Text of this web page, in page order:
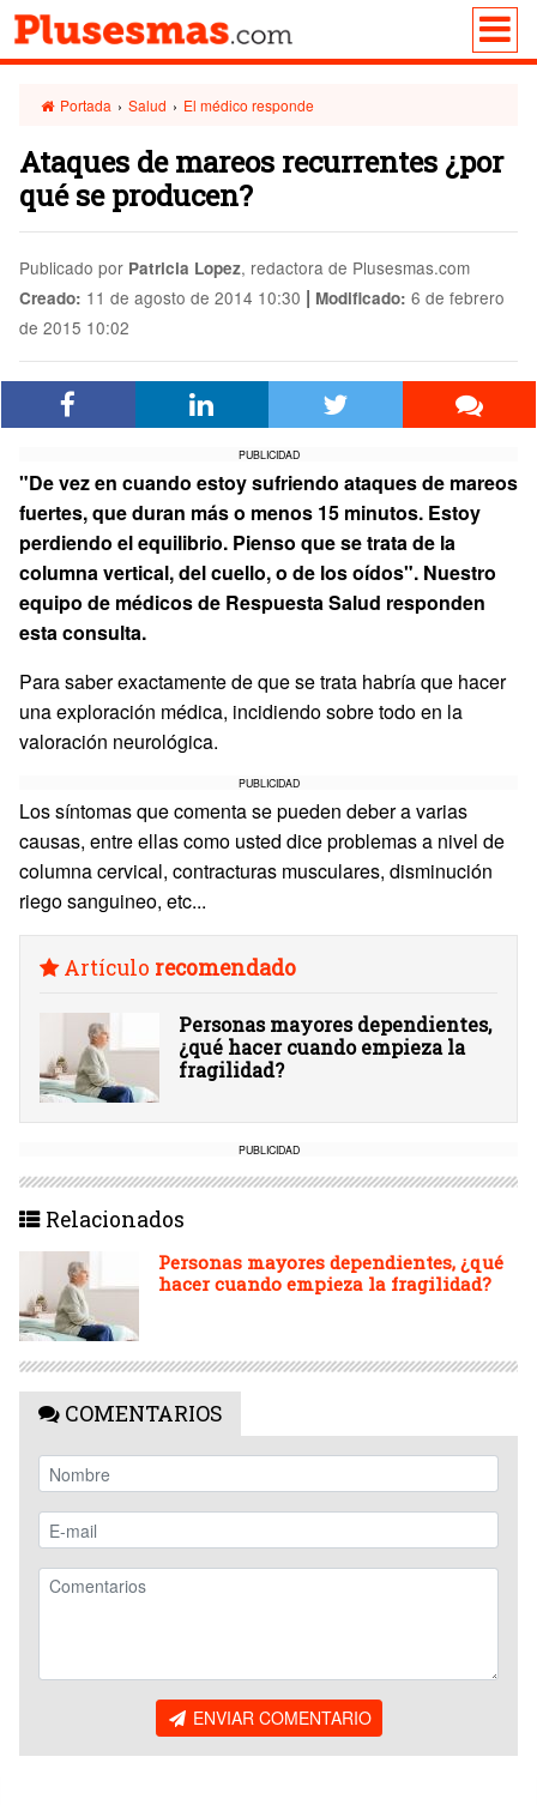
Portada › Salud › El médico responde
Ataques de mareos recurrentes ¿por
qué se producen?
Publicado por Patricia Lopez, redactora de Plusesmas.com
Creado: 11 de agosto de 2014 10:30 | Modificado: 6 de febrero
de 2015 10:02
PUBLICIDAD
"De vez en cuando estoy sufriendo ataques de mareos
fuertes, que duran más o menos 15 minutos. Estoy
perdiendo el equilibrio. Pienso que se trata de la
columna vertical, del cuello, o de los oídos". Nuestro
equipo de médicos de Respuesta Salud responden
esta consulta.
Para saber exactamente de que se trata habría que hacer
una exploración médica, incidiendo sobre todo en la
valoración neurológica.
PUBLICIDAD
Los síntomas que comenta se pueden deber a varias
causas, entre ellas como usted dice problemas a nivel de
columna cervical, contracturas musculares, disminución
riego sanguineo, etc...
Artículo recomendado
Personas mayores dependientes,
¿qué hacer cuando empieza la
fragilidad?
PUBLICIDAD
Relacionados
Personas mayores dependientes, ¿qué
hacer cuando empieza la fragilidad?
COMENTARIOS
ENVIAR COMENTARIO